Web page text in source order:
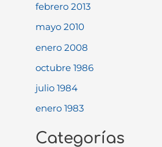
febrero 2013
mayo 2010
enero 2008
octubre 1986
julio 1984
enero 1983
Categorías